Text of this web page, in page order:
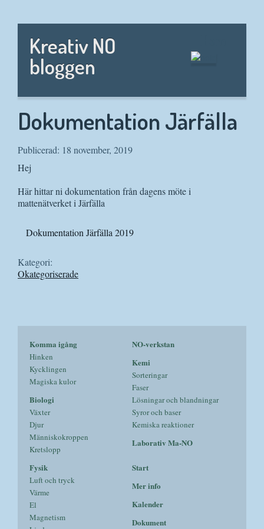
Kreativ NO
bloggen
Dokumentation Järfälla
Publicerad: 18 november, 2019
Hej
Här hittar ni dokumentation från dagens möte i
mattenätverket i Järfälla
Dokumentation Järfälla 2019
Kategori:
Okategoriserade
Komma igång
Hinken
Kycklingen
Magiska kulor
Biologi
Växter
Djur
Människokroppen
Kretslopp
NO-verkstan
Kemi
Sorteringar
Faser
Lösningar och blandningar
Syror och baser
Kemiska reaktioner
Laborativ Ma-NO
Fysik
Luft och tryck
Värme
El
Magnetism
Start
Mer info
Kalender
Dokument